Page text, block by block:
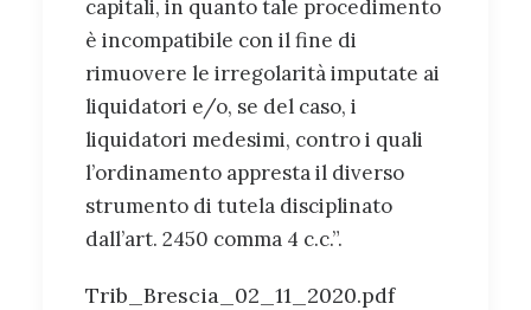
capitali, in quanto tale procedimento
è incompatibile con il fine di
rimuovere le irregolarità imputate ai
liquidatori e/o, se del caso, i
liquidatori medesimi, contro i quali
l’ordinamento appresta il diverso
strumento di tutela disciplinato
dall’art. 2450 comma 4 c.c.”.
Trib_Brescia_02_11_2020.pdf